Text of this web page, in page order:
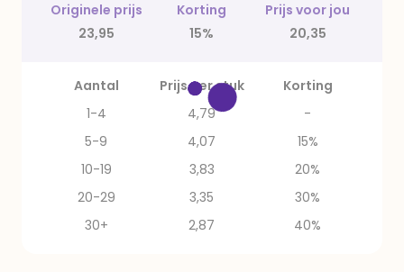
Originele prijs Korting
Prijs voor jou
23,95
15% 20,35
Aantal Prijs per stuk
Korting
1-4
4,79
-
5-9
4,07
15%
10-19
3,83
20%
20-29
3,35
30%
30+
2,87 40%